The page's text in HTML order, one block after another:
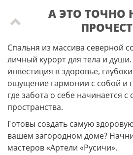
А ЭТО ТОЧНО
Спальня из массива северной
личный курорт для тела и
инвестиция в здоровье,
ощущение гармонии с собой и
где забота о себе начинается
пространства.
Готовы создать самую
вашем загородном доме?
мастеров «Артели «Русичи».